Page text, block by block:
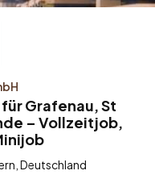
Grafenau, St
– Vollzeitjob,
Deutschland